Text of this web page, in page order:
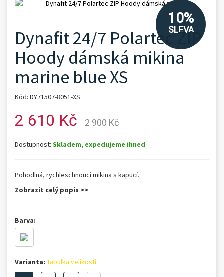
10%
SLEVA
Dynafit 24/7 Polartec ZIP
Hoody dámská mikina
marine blue XS
Kód: DY71507-8051-XS
2 610 Kč 2 900 Kč
Dostupnost: Skladem, expedujeme ihned
Pohodlná, rychleschnoucí mikina s kapucí.
Zobrazit celý popis >>
Barva:
Varianta: Tabulka velikostí